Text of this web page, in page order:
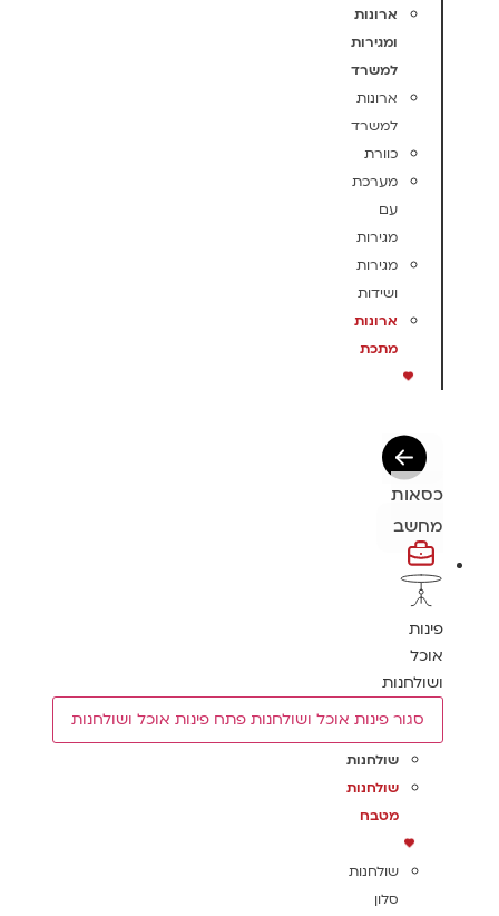
ארונות
ומגירות
למשרד
ארונות
למשרד
כוורת
מערכת
עם
מגירות
מגירות
ושידות
ארונות
מתכת
כסאות
מחשב
פינות
אוכל
ושולחנות
סגור פינות אוכל ושולחנות פתח פינות אוכל ושולחנות
שולחנות
שולחנות
מטבח
שולחנות
סלון